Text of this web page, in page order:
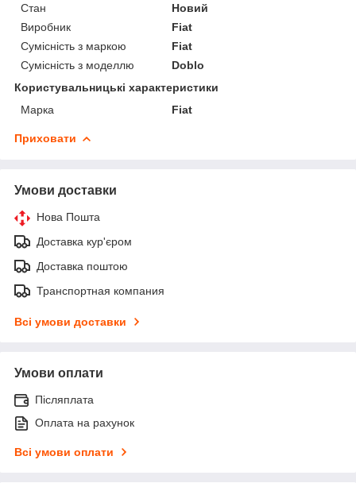
Стан
Новий
Виробник
Fiat
Сумісність з маркою
Fiat
Сумісність з моделлю
Doblo
Користувальницькі характеристики
Марка
Fiat
Приховати
Умови доставки
Нова Пошта
Доставка кур'єром
Доставка поштою
Транспортная компания
Всі умови доставки
Умови оплати
Післяплата
Оплата на рахунок
Всі умови оплати